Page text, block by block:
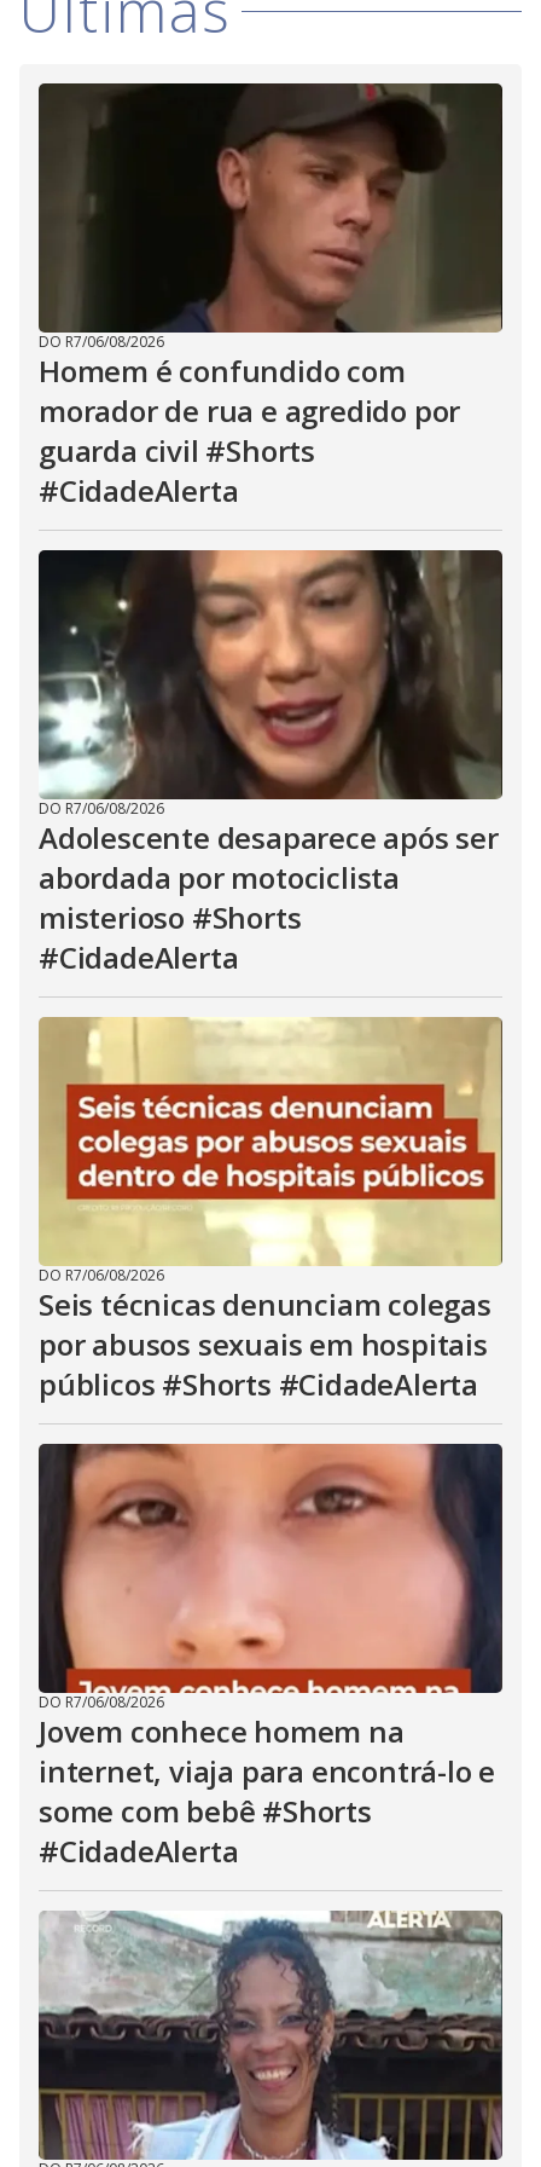
d
e
o
DO R7/06/08/2026
Homem é confundido com
morador de rua e agredido por
guarda civil #Shorts
#CidadeAlerta
DO R7/06/08/2026
Adolescente desaparece após ser
abordada por motociclista
misterioso #Shorts
#CidadeAlerta
DO R7/06/08/2026
Seis técnicas denunciam colegas
por abusos sexuais em hospitais
públicos #Shorts #CidadeAlerta
DO R7/06/08/2026
Jovem conhece homem na
internet, viaja para encontrá-lo e
some com bebê #Shorts
#CidadeAlerta